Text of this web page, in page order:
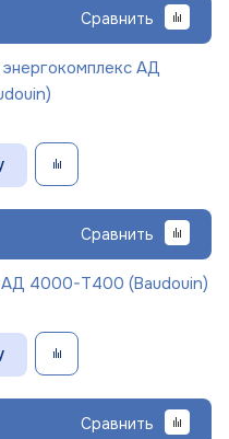
Сравнить
АД
Сравнить
АД 4000-Т400 (Baudouin)
Сравнить